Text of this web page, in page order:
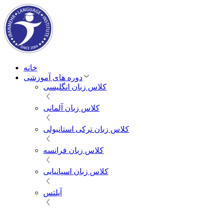
خانه
دوره های آموزشی
کلاس زبان انگلیسی
کلاس زبان آلمانی
کلاس زبان ترکی استانبولی
کلاس زبان فرانسه
کلاس زبان اسپانیایی
آیلتس